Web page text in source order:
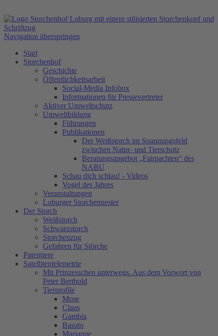
Navigation überspringen
Start
Storchenhof
Geschichte
Öffentlichkeitsarbeit
Social-Media Infobox
Informationen für Pressevertreter
Aktiver Umweltschutz
Umweltbildung
Führungen
Publikationen
Der Weißstorch im Spannungsfeld
zwischen Natur- und Tierschutz
Beratungsangebot „Fairpachten“ des
NABU
Schau dich schlau! - Videos
Vogel des Jahres
Veranstaltungen
Loburger Storchennester
Der Storch
Weißstorch
Schwarzstorch
Storchenzug
Gefahren für Störche
Patentiere
Satellitentelemetrie
Mit Prinzesschen unterwegs. Aus dem Vorwort von
Peter Berthold
Tierprofile
Mose
Claus
Gambia
Basuto
Marianne